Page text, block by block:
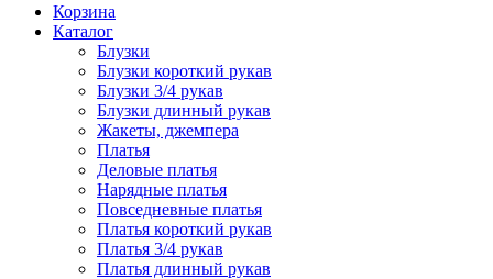
Корзина
Каталог
Блузки
Блузки короткий рукав
Блузки 3/4 рукав
Блузки длинный рукав
Жакеты, джемпера
Платья
Деловые платья
Нарядные платья
Повседневные платья
Платья короткий рукав
Платья 3/4 рукав
Платья длинный рукав